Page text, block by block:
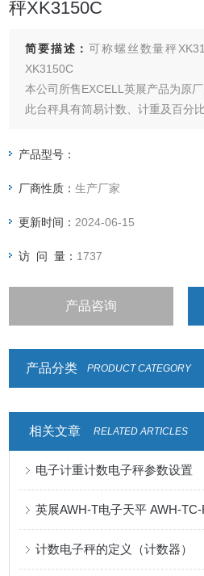
秤XK3150C
简要描述：可称螺丝数量秤
XK3150C
本公司所售EXCELL英展产品为原
此台秤具有简易计数、计重及百分比
点）
产品型号：
厂商性质：生产厂家
更新时间： 2024-06-15
访 问 量： 1737
产品咨询
产品分类 PRODUCT CATEGORY
相关文章 RELATED ARTICLES
电子计重计数电子秤参数设置
英展AWH-T电子天平 AWH-
计数电子秤的定义（计数器）